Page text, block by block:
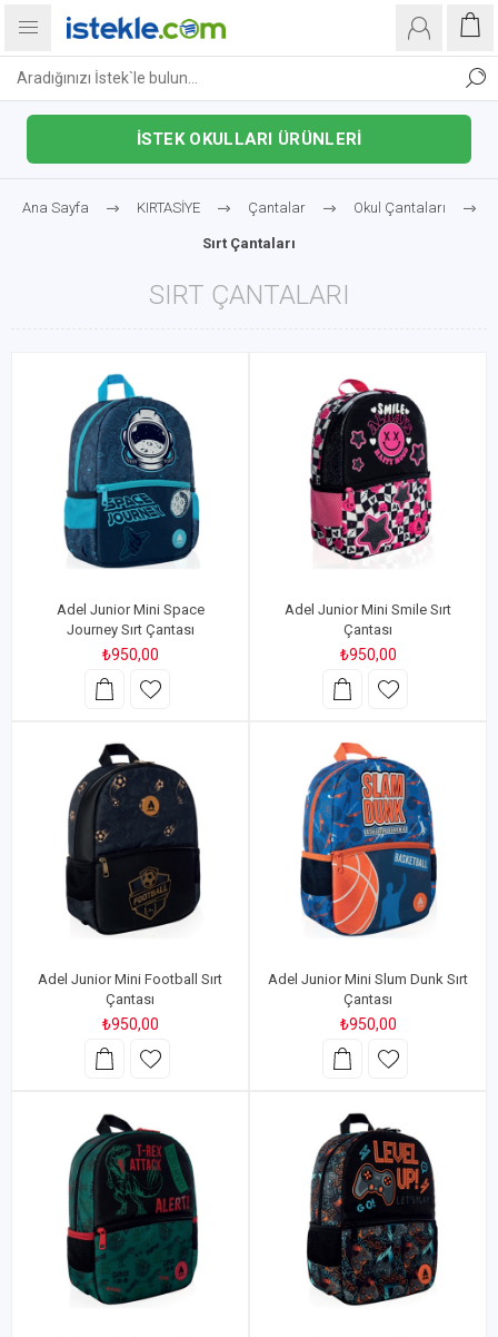
İSTEK OKULLARI ÜRÜNLERİ
Ana Sayfa KIRTASİYE Çantalar Okul Çantaları
Sırt Çantaları
SIRT ÇANTALARI
Adel Junior Mini Space
Journey Sırt Çantası
₺950,00
Adel Junior Mini Smile Sırt
Çantası
₺950,00
Adel Junior Mini Football Sırt
Çantası
₺950,00
Adel Junior Mini Slum Dunk Sırt
Çantası
₺950,00